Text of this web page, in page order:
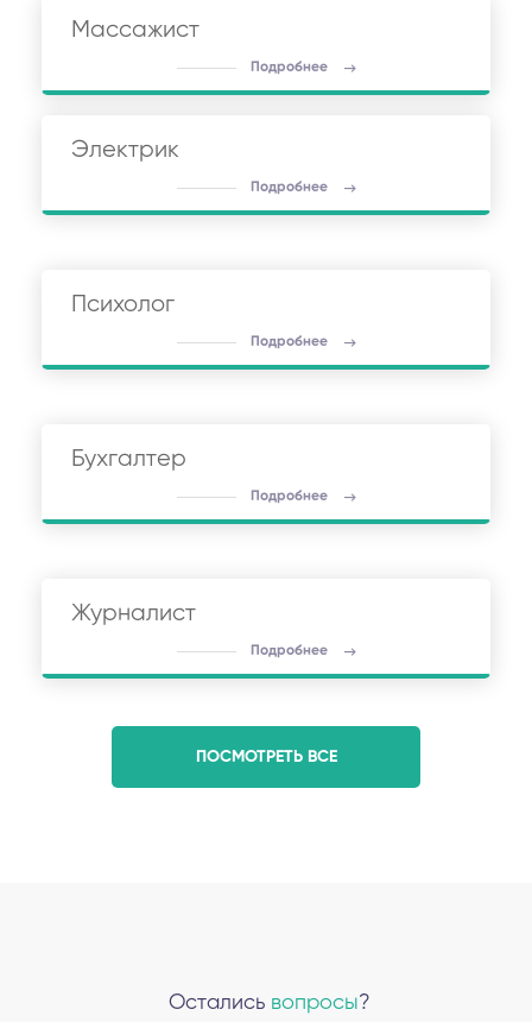
Массажист
Подробнее
Электрик
Подробнее
Психолог
Подробнее
Бухгалтер
Подробнее
Журналист
Подробнее
ПОСМОТРЕТЬ ВСЕ
Остались вопросы?